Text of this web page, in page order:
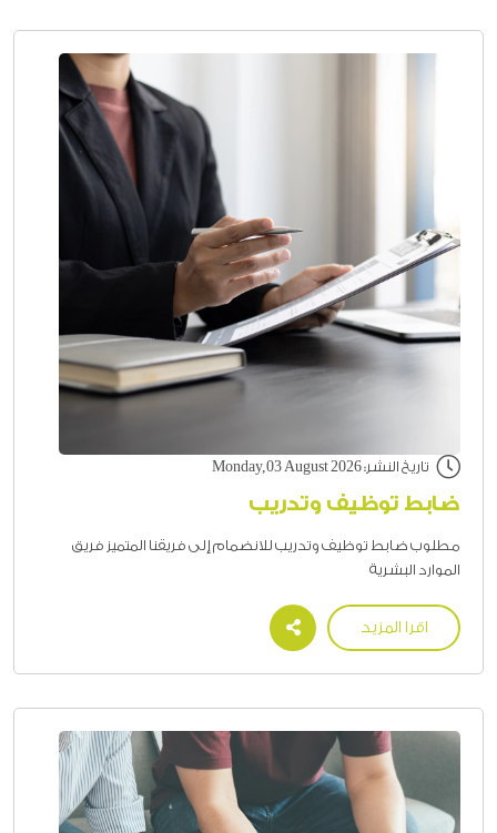
تاريخ النشر: Monday,03 August 2026
ضابط توظيف وتدريب
مطلوب ضابط توظيف وتدريب للانضمام إلى فريقنا المتميز فريق
الموارد البشرية
اقرا المزيد